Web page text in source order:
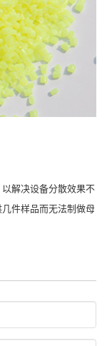
以解决设备分散效果不
件样品而无法制做母